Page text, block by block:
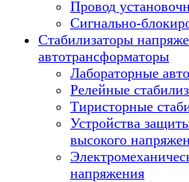
Провод
Сигнально-
Стабилизаторы
автотрансформаторы
Лабораторные
Релейные
Тиристорные
Устройства
высокого
напряжения